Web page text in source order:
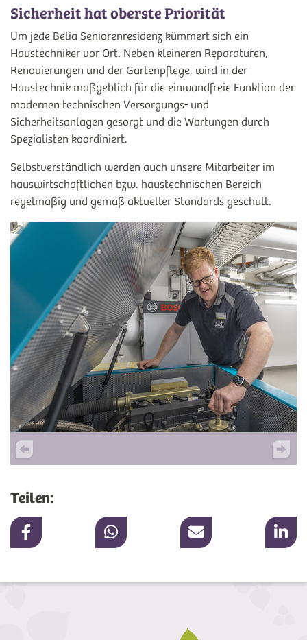
Sicherheit hat oberste Priorität
Um jede Belia Seniorenresidenz kümmert sich ein
Haustechniker vor Ort. Neben kleineren Reparaturen,
Renovierungen und der Gartenpflege, wird in der
Haustechnik maßgeblich für die einwandfreie Funktion der
modernen technischen Versorgungs- und
Sicherheitsanlagen gesorgt und die Wartungen durch
Spezialisten koordiniert.
Selbstverständlich werden auch unsere Mitarbeiter im
hauswirtschaftlichen bzw. haustechnischen Bereich
regelmäßig und gemäß aktueller Standards geschult.
Teilen: